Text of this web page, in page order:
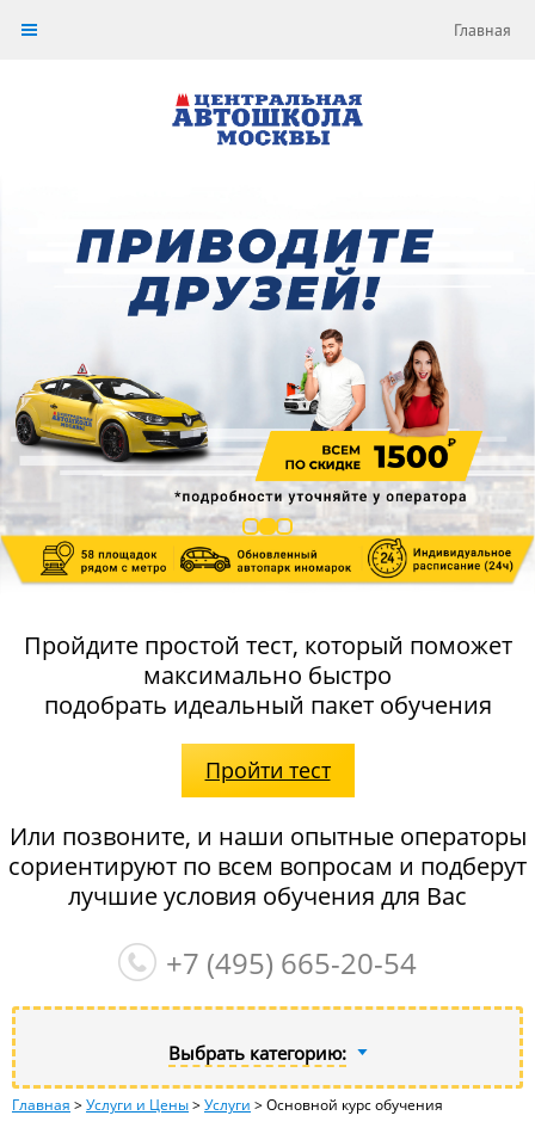
Главная
Пройдите простой тест, который поможет
максимально быстро
подобрать идеальный пакет обучения
Пройти тест
Или позвоните, и наши опытные операторы
сориентируют по всем вопросам и подберут
лучшие условия обучения для Вас
+7 (495) 665-20-54
Выбрать категорию:
Главная >Услуги и Цены>Услуги >Основной курс обучения